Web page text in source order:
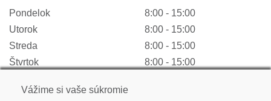
Pondelok
8:00 - 15:00
Utorok
8:00 - 15:00
Streda
8:00 - 15:00
Štvrtok
8:00 - 15:00
Sobota
Vážime si vaše súkromie